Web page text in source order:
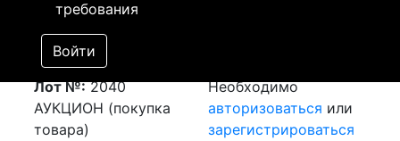
требования
Войти
Коктал (ВКО)
[Завершен]
Победитель выбран
Лот №:2040
АУКЦИОН (покупка
товара)
Необходимо
авторизоваться или
зарегистрироваться